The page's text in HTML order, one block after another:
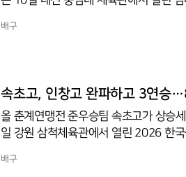
앞세워 경기 주도권을 장악했고, 세트스
다.한편 A조에서는 인하대가 원정경
했다.
배구
속초고, 인창고 완파하고 3연승
올 춘계연맹전 준우승팀 속초고가 상승
일 강원 삼척체육관에서 열린 2026 한
함께 조 단독 선두에 오르며 8강 진출 가
배구